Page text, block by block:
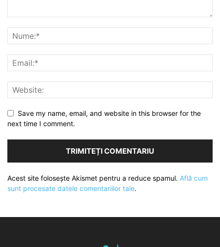
Save my name, email, and website in this browser for the
next time I comment.
Acest site folosește Akismet pentru a reduce spamul. Află cum
sunt procesate datele comentariilor tale.